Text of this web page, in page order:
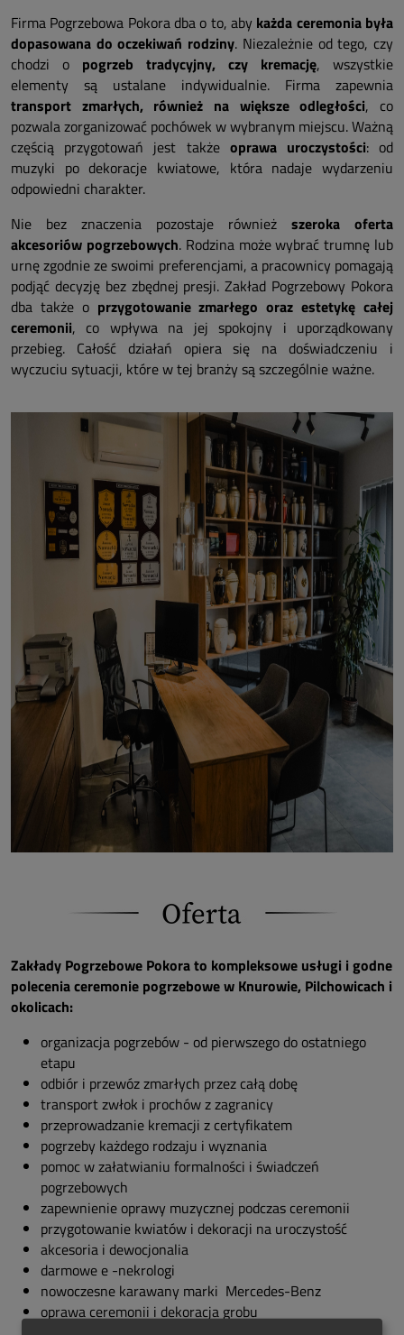
Firma Pogrzebowa Pokora dba o to, aby każda ceremonia była
dopasowana do oczekiwań rodziny. Niezależnie od tego, czy
chodzi o pogrzeb tradycyjny, czy kremację, wszystkie
elementy są ustalane indywidualnie. Firma zapewnia
transport zmarłych, również na większe odległości, co
pozwala zorganizować pochówek w wybranym miejscu. Ważną
częścią przygotowań jest także oprawa uroczystości: od
muzyki po dekoracje kwiatowe, która nadaje wydarzeniu
odpowiedni charakter.
Nie bez znaczenia pozostaje również szeroka oferta
akcesoriów pogrzebowych. Rodzina może wybrać trumnę lub
urnę zgodnie ze swoimi preferencjami, a pracownicy pomagają
podjąć decyzję bez zbędnej presji. Zakład Pogrzebowy Pokora
dba także o przygotowanie zmarłego oraz estetykę całej
ceremonii, co wpływa na jej spokojny i uporządkowany
przebieg. Całość działań opiera się na doświadczeniu i
wyczuciu sytuacji, które w tej branży są szczególnie ważne.
Zakłady Pogrzebowe Pokora to kompleksowe usługi i godne
polecenia ceremonie pogrzebowe w Knurowie, Pilchowicach i
okolicach:
organizacja pogrzebów - od pierwszego do ostatniego
etapu
odbiór i przewóz zmarłych przez całą dobę
transport zwłok i prochów z zagranicy
przeprowadzanie kremacji z certyfikatem
pogrzeby każdego rodzaju i wyznania
pomoc w załatwianiu formalności i świadczeń
pogrzebowych
zapewnienie oprawy muzycznej podczas ceremonii
przygotowanie kwiatów i dekoracji na uroczystość
akcesoria i dewocjonalia
darmowe e -nekrologi
nowoczesne karawany marki Mercedes-Benz
oprawa ceremonii i dekoracja grobu